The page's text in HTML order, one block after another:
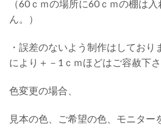
（60ｃｍの場所に60ｃｍの棚は
ん。）
・誤差のないよう制作はしてお
により＋－1ｃｍほどはご容赦下さ
色変更の場合、
見本の色、ご希望の色、モニター